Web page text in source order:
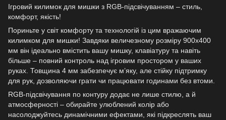
Ігровий килимок для мишки з RGB-підсвічуванням – стиль,
комфорт, якість!
Пориньте у світ комфорту та технологій із цим вражаючим
килимком для мишки! Завдяки величезному розміру 900x400
мм він ідеально вмістить вашу мишку, клавіатуру та навіть
більше – повний контроль над ігровим простором у ваших
руках. Товщина 4 мм забезпечує м’яку, але стійку підтримку
для рук, дозволяючи грати чи працювати годинами без втоми.
RGB-підсвічування по контуру додає не лише стилю, а й
атмосферності – обирайте улюблений колір або
насолоджуйтесь динамічними ефектами, які підкреслять ваш